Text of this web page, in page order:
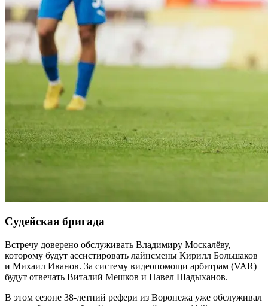
Судейская бригада
Встречу доверено обслуживать Владимиру Москалёву,
которому будут ассистировать лайнсмены Кирилл Большаков
и Михаил Иванов. За систему видеопомощи арбитрам (VAR)
будут отвечать Виталий Мешков и Павел Шадыханов.
В этом сезоне 38-летний рефери из Воронежа уже обслуживал